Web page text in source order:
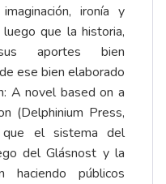
ironía y
que la historia,
aportes bien
ese bien elaborado
A novel based on a
(Delphinium Press,
el sistema del
del Glásnost y la
públicos